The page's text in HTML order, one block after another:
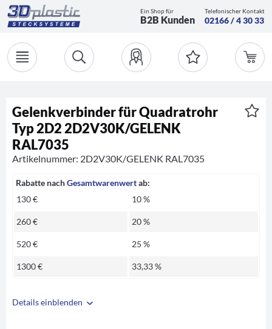
Ein Shop für
B2B Kunden
Telefonischer Kontakt
02166 / 4 30 33
Details einblenden
Gelenkverbinder für Quadratrohr
Typ 2D2 2D2V30K/GELENK
RAL7035
Artikelnummer: 2D2V30K/GELENK RAL7035
Rabatte nachGesamtwarenwertab:
130 €
10 %
260 € 20 %
520 € 25 %
1300 € 33,33 %